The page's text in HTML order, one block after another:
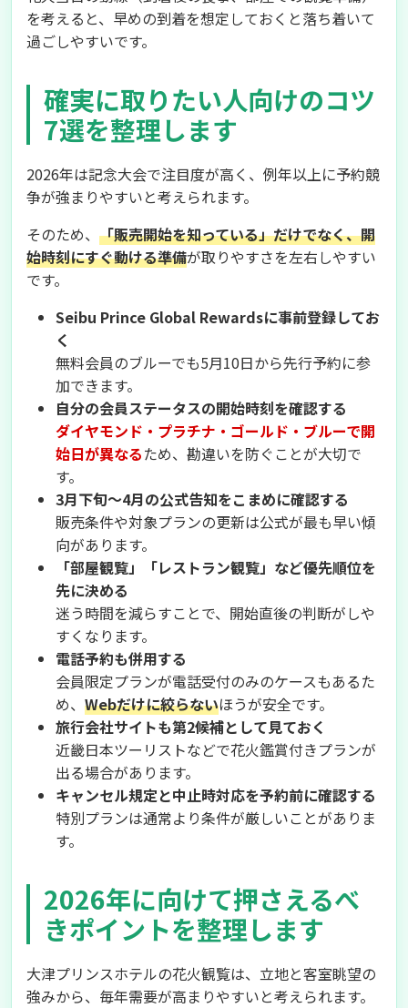
を考えると、早めの到着を想定しておくと落ち着いて
過ごしやすいです。
確実に取りたい人向けのコツ
7選を整理します
2026年は記念大会で注目度が高く、例年以上に予約競
争が強まりやすいと考えられます。
そのため、 「販売開始を知っている」だけでなく、開
始時刻にすぐ動ける準備が取りやすさを左右しやすい
です。
Seibu Prince Global Rewardsに事前登録してお
く
無料会員のブルーでも5月10日から先行予約に参
加できます。
自分の会員ステータスの開始時刻を確認する
ダイヤモンド・プラチナ・ゴールド・ブルーで開
始日が異なるため、勘違いを防ぐことが大切で
す。
3月下旬〜4月の公式告知をこまめに確認する
販売条件や対象プランの更新は公式が最も早い傾
向があります。
「部屋観覧」「レストラン観覧」など優先順位を
先に決める
迷う時間を減らすことで、開始直後の判断がしや
すくなります。
電話予約も併用する
会員限定プランが電話受付のみのケースもあるた
め、 Webだけに絞らないほうが安全です。
旅行会社サイトも第2候補として見ておく
近畿日本ツーリストなどで花火鑑賞付きプランが
出る場合があります。
キャンセル規定と中止時対応を予約前に確認する
特別プランは通常より条件が厳しいことがありま
す。
2026年に向けて押さえるべ
きポイントを整理します
大津プリンスホテルの花火観覧は、立地と客室眺望の
強みから、毎年需要が高まりやすいと考えられます。